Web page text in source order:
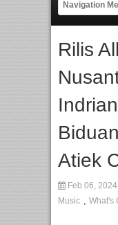
Perpaduan Warisan Dan
Jakarta dengan Ribuan
Rilis
Atiek
Feb 06, 2024
Music , What's